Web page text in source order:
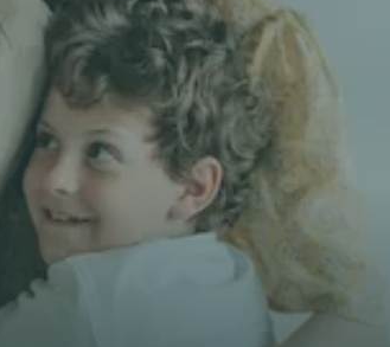
Comparer mes options!
Prénom *
E-mail *
Téléphone*
🇫🇷